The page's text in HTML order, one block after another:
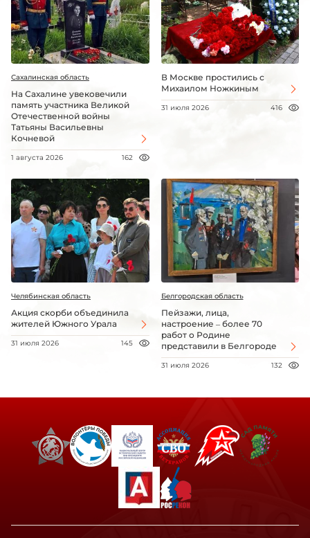
Сахалинская область
На Сахалине увековечили
память участника Великой
Отечественной войны
Татьяны Васильевны
Кочневой
1 августа 2026 162
В Москве простились с
Михаилом Ножкиным
31 июля 2026 416
Челябинская область
Акция скорби объединила
жителей Южного Урала
31 июля 2026 145
Белгородская область
Пейзажи, лица,
настроение – более 70
работ о Родине
представили в Белгороде
31 июля 2026 132